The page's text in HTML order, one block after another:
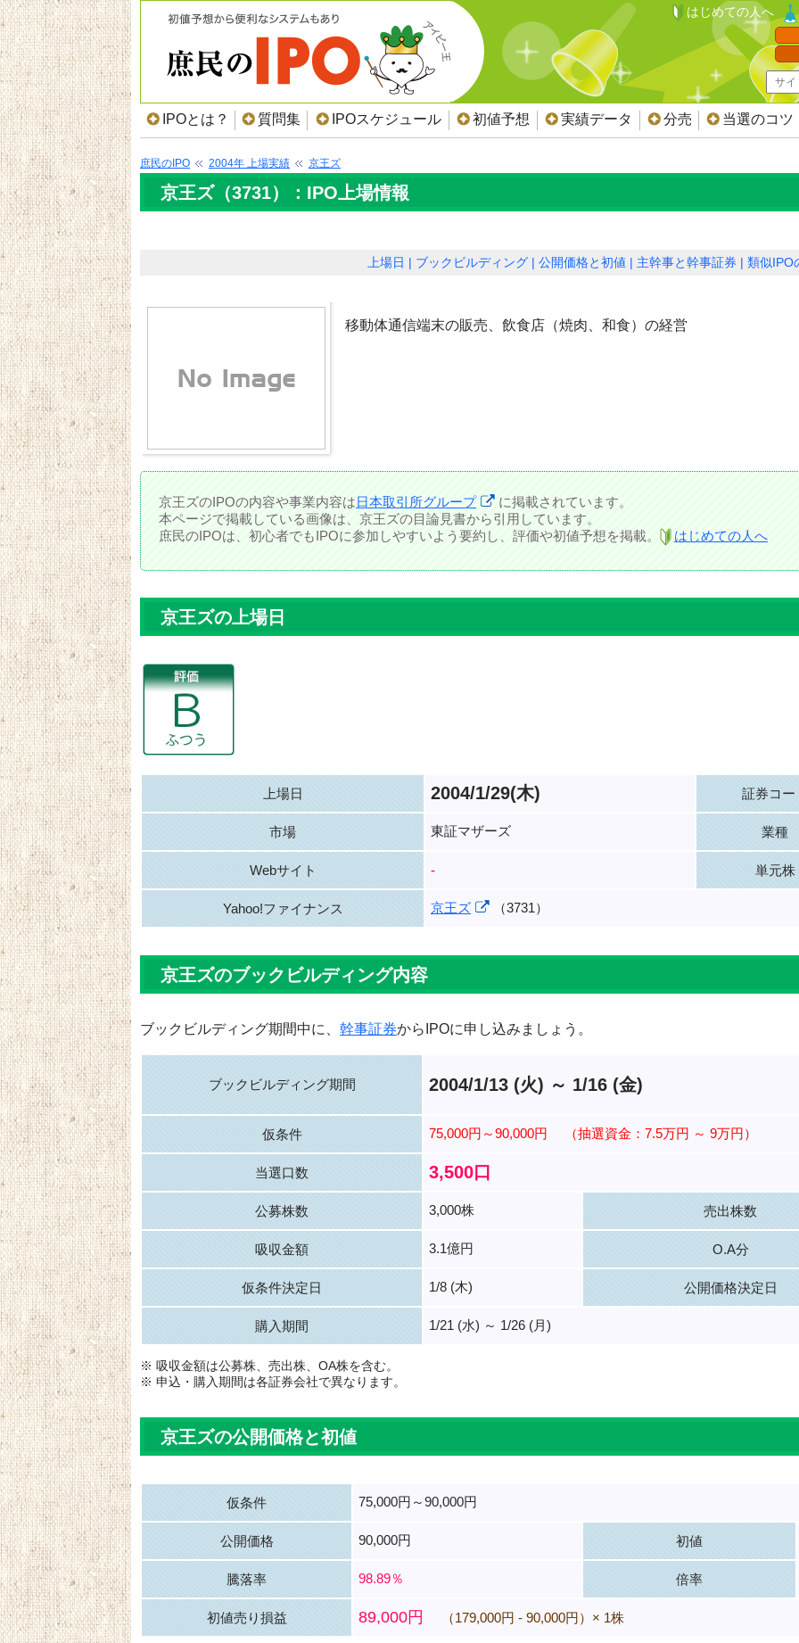
はじめての人へ
IPOとは？ 質問集 IPOスケジュール 初値予想 実績データ 分売 当選のコツ
庶民のIPO 2004年 上場実績 京王ズ
京王ズ（3731）：IPO上場情報
上場日 ブックビルディング 公開価格と初値 主幹事と幹事証券 類似IPO
移動体通信端末の販売、飲食店（焼肉、和食）の経営
京王ズのIPOの内容や事業内容は日本取引所グループ
に掲載されています。
本ページで掲載している画像は、京王ズの目論見書から引用しています。
庶民のIPOは、初心者でもIPOに参加しやすいよう要約し、評価や初値予想を掲載。
はじめての人へ
京王ズの上場日
上場日 2004/1/29(木) 証券コー
市場 東証マザーズ 業種
Webサイト - 単元株
Yahoo!ファイナンス 京王ズ （3731）
京王ズのブックビルディング内容
ブックビルディング期間中に、 幹事証券からIPOに申し込みましょう。
ブックビルディング期間 2004/1/13 (火) ～ 1/16 (金)
仮条件 75,000円～90,000円 （抽選資金：7.5万円 ～ 9万円）
当選口数 3,500口
公募株数 3,000株 売出株数
吸収金額 3.1億円 O.A分
仮条件決定日 1/8 (木) 公開価格決定日
購入期間 1/21 (水) ～ 1/26 (月)
※ 吸収金額は公募株、売出株、OA株を含む。
※ 申込・購入期間は各証券会社で異なります。
京王ズの公開価格と初値
仮条件 75,000円～90,000円
公開価格 90,000円 初値
騰落率 98.89％ 倍率
初値売り損益 89,000円 （179,000円 - 90,000円）× 1株